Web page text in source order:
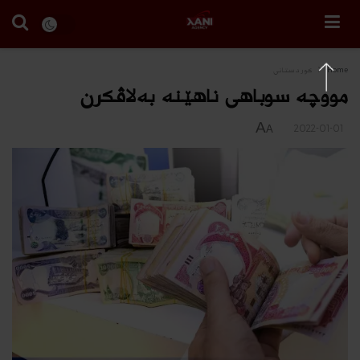
Home كوردستانى
مووچه‌ سوباهى ناهێنه‌ به‌لاڤكرن
A
A